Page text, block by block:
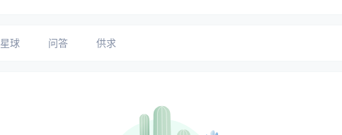
星球 问答 供求